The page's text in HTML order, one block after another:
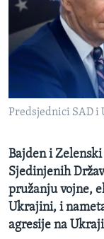
MAGAZIN
O GLASU
Learning English
PRATITE NAS
Jezici
Predsjednici SAD i
Bajden i
Sjedinjenih
pružanju vojne,
Ukrajini, i
agresije na